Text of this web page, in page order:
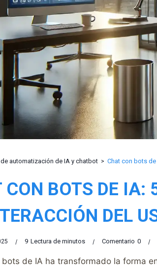
automatización de IA y chatbot
CON BOTS DE IA:
DEL
9 Lectura de minutos 0
Comentario
bots de IA ha transformado la forma